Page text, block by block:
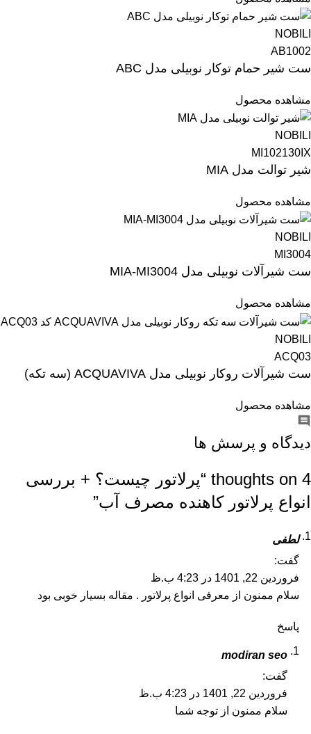
NOBILI
AB1002
ست شیر حمام توکار نوبیلی مدل ABC
مشاهده محصول
NOBILI
MI102130IX
شیر توالت مدل MIA
مشاهده محصول
NOBILI
MI3004
ست شیرآلات نوبیلی مدل MIA-MI3004
مشاهده محصول
NOBILI
ACQ03
ست شیرآلات روکار نوبیلی مدل ACQUAVIVA (سه تکه)
مشاهده محصول
دیدگاه و پرسش ها
4 thoughts on “
پرلاتور چیست؟ + بررسی
انواع پرلاتور کاهنده مصرف آب”
لطفی
گفت:
فروردین 22, 1401 در 4:23 ب.ظ
سلام ممنون از معرفی انواع پرلاتور . مقاله بسیار خوبی بود
پاسخ
modiran seo
گفت:
فروردین 22, 1401 در 4:23 ب.ظ
سلام ممنون از توجه شما